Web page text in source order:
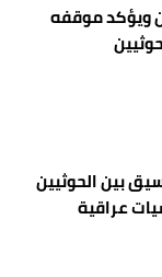
ويؤكد موقفه
بين الحوثيين
عراقية